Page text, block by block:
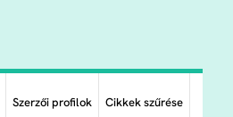
Szerzői profilok Cikkek szűrése